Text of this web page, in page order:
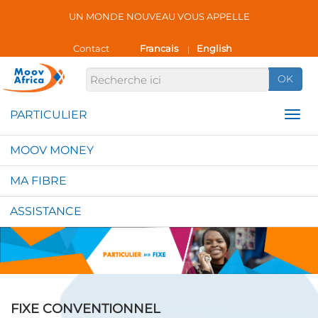
UN MONDE NOUVEAU VOUS APPELLE
Contact Francais | English
OK
MOOV MONEY
MA FIBRE
ASSISTANCE
FIXE CONVENTIONNEL